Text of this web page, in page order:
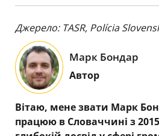
Джерело: TASR, Polícia
Марк Бондар
Автор
Вітаю, мене звати Марк
працюю в Словаччині з